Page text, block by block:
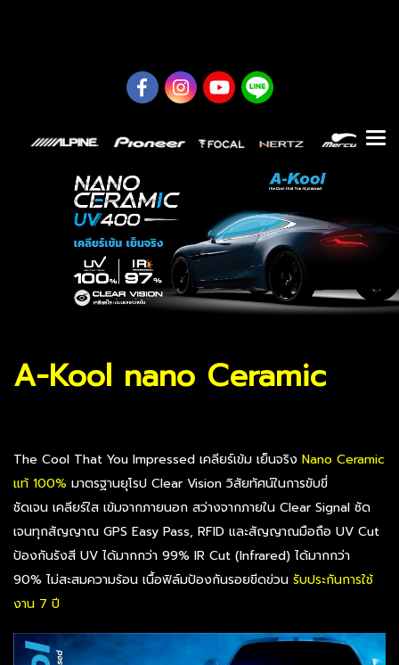
A-Kool nano Ceramic
The Cool That You Impressed เคลียร์เข้ม เย็นจริง Nano Ceramic
แท้ 100% มาตรฐานยุโรป Clear Vision วิสัยทัศน์ในการขับขี่
ชัดเจน เคลียร์ใส เข้มจากภายนอก สว่างจากภายใน Clear Signal ซัด
เจนทุกสัญญาณ GPS Easy Pass, RFID และสัญญาณมือถือ UV Cut
ป้องกันรังสี UV ได้มากกว่า 99% IR Cut (Infrared) ได้มากกว่า
90% ไม่สะสมความร้อน เนื้อฟิล์มป้องกันรอยขีดข่วน รับประกันการใช้
งาน 7 ปี